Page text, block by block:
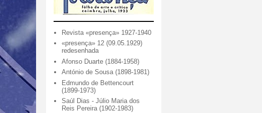
Revista «presença» 1927-1940
«presença» 12 (09.05.1929)
redesenhada
Afonso Duarte (1884-1958)
António de Sousa (1898-1981)
Edmundo de Bettencourt
(1899-1973)
Saúl Dias - Júlio Maria dos
Reis Pereira (1902-1983)